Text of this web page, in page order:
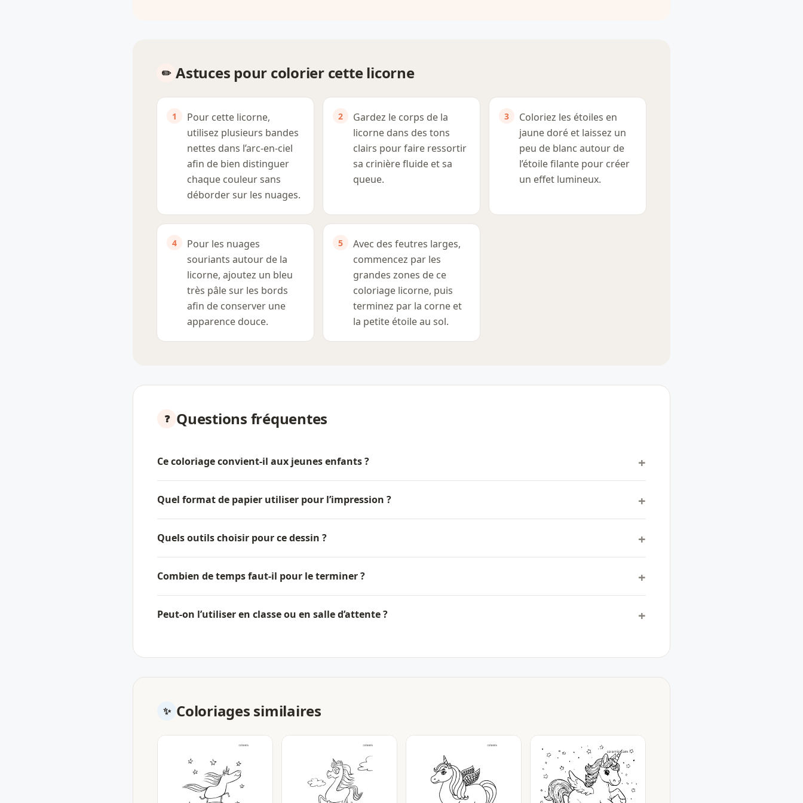
Astuces pour colorier cette licorne
Pour cette licorne,
utilisez plusieurs bandes
nettes dans l’arc-en-ciel
afin de bien distinguer
chaque couleur sans
déborder sur les nuages.
Gardez le corps de la
licorne dans des tons
clairs pour faire ressortir
sa crinière fluide et sa
queue.
Coloriez les étoiles en
jaune doré et laissez un
peu de blanc autour de
l’étoile filante pour créer
un effet lumineux.
Pour les nuages
souriants autour de la
licorne, ajoutez un bleu
très pâle sur les bords
afin de conserver une
apparence douce.
Avec des feutres larges,
commencez par les
grandes zones de ce
coloriage licorne, puis
terminez par la corne et
la petite étoile au sol.
Questions fréquentes
Ce coloriage convient-il aux jeunes enfants ?
Quel format de papier utiliser pour l’impression ?
Quels outils choisir pour ce dessin ?
Combien de temps faut-il pour le terminer ?
Peut-on l’utiliser en classe ou en salle d’attente ?
Coloriages similaires